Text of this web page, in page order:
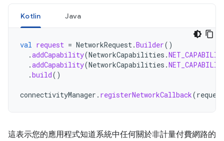
Kotlin Java
val request = NetworkRequest.Builder()
.addCapability(NetworkCapabilities .
.addCapability(NetworkCapabilities .
.build()
connectivityManager . registerNetworkCallback(request
這表示您的應用程式知道系統中任何關於非計量付費網路的